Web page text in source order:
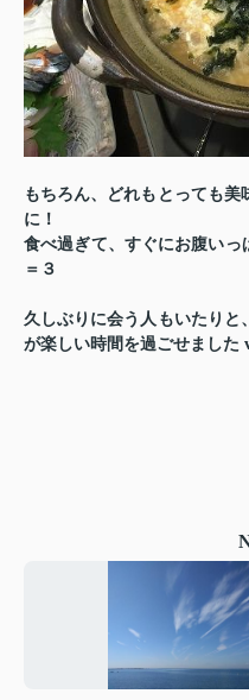
もちろん、どれもとっても
に！
食べ過ぎて、すぐにお腹い
＝３
久しぶりに会う人もいたりと
が楽しい時間を過ごせました